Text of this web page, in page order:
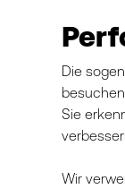
Die
Sie
Wir